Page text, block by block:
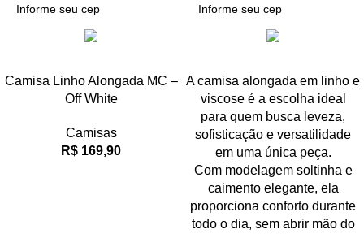
Camisa Linho Alongada MC –
Off White
Camisas
R$ 169,90
A camisa alongada em linho e
viscose é a escolha ideal
para quem busca leveza,
sofisticação e versatilidade
em uma única peça.
Com modelagem soltinha e
caimento elegante, ela
proporciona conforto durante
todo o dia, sem abrir mão do